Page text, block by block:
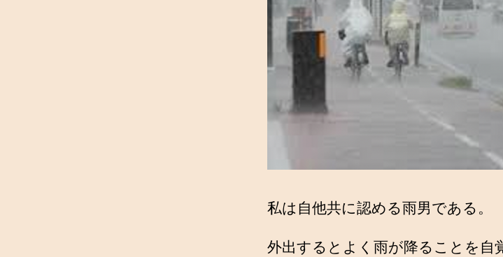
私は自他共に認める雨男である。
外出するとよく雨が降ることを自